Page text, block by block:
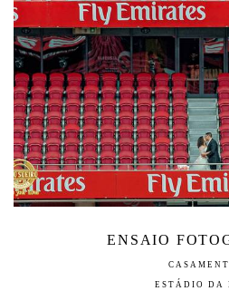
ENSAIO
ESTÁDIO DA